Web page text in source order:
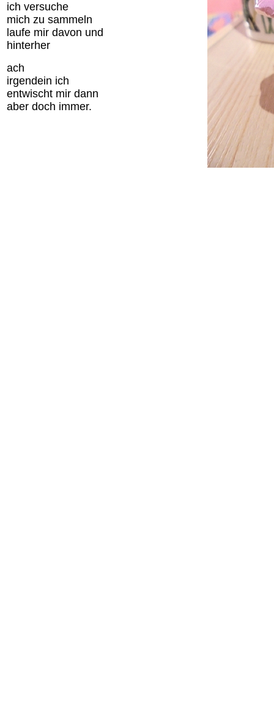
ich versuche
mich zu sammeln
laufe mir davon und
hinterher
ach
irgendein ich
entwischt mir dann
aber doch immer.